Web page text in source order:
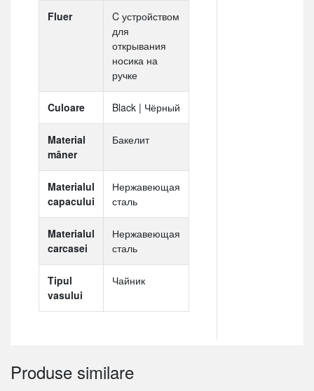
Fluer
C устройством
для
открывания
носика на
ручке
Culoare Black | Чёрный
Material
mâner
Бакелит
Materialul
capacului
Нержавеющая
сталь
Materialul
carcasei
Нержавеющая
сталь
Tipul
vasului
Чайник
Produse similare